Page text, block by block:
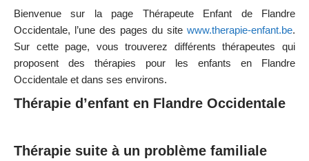
Bienvenue sur la page Thérapeute Enfant de Flandre
Occidentale, l’une des pages du site www.therapie-enfant.be.
Sur cette page, vous trouverez différents thérapeutes qui
proposent des thérapies pour les enfants en Flandre
Occidentale et dans ses environs.
Thérapie d’enfant en Flandre Occidentale
Thérapie suite à un problème familiale